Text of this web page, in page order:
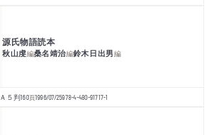
源氏物語読本
秋山虔編桑名靖治編鈴木日出男編
Ａ５判160頁1996/07/25978-4-480-91717-1